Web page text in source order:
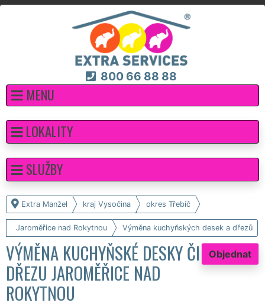
800 66 88 88
MENU
Extra Manžel kraj Vysočina okres Třebíč
Jaroměřice nad Rokytnou Výměna kuchyňských desek a dřezů
Objednat
VÝMĚNA KUCHYŇSKÉ DESKY ČI
DŘEZU JAROMĚŘICE NAD
ROKYTNOU
LOKALITY
SLUŽBY